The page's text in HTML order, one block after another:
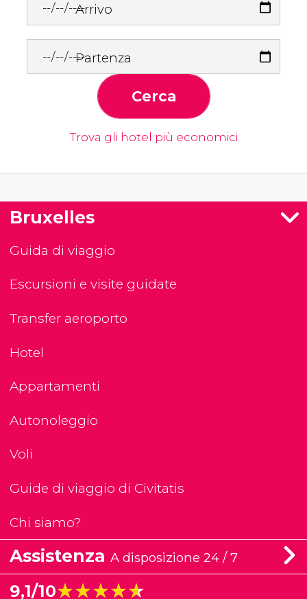
Arrivo
Partenza
Cerca
Trova gli hotel più economici
Bruxelles
Guida di viaggio
Escursioni e visite guidate
Transfer aeroporto
Hotel
Appartamenti
Autonoleggio
Voli
Guide di viaggio di Civitatis
Chi siamo?
Assistenza A disposizione 24 / 7
9,1/10★★★★★
★★★★★